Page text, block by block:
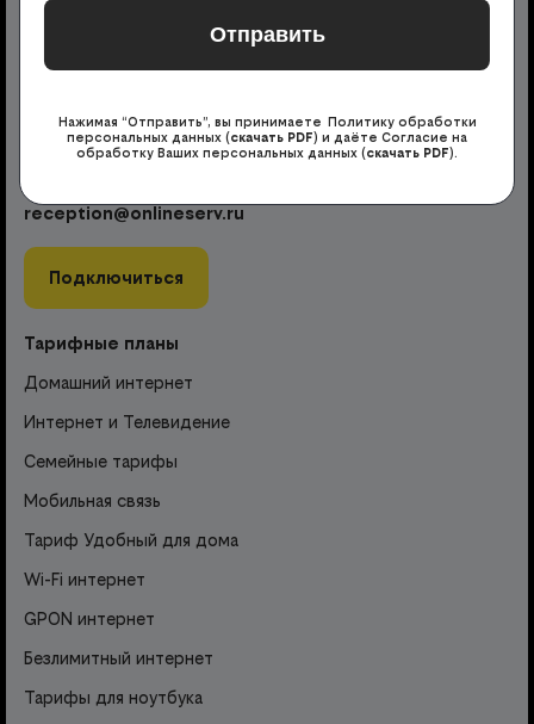
интернет, ТВ и мобильная
связь
Заявка на подключение
+7 (800) 200-82-63
reception@onlineserv.ru
Подключиться
Тарифные планы
Домашний интернет
Интернет и Телевидение
Семейные тарифы
Мобильная связь
Тариф Удобный для дома
Wi-Fi интернет
GPON интернет
Безлимитный интернет
Тарифы для ноутбука
Нажимая “Отправить”, вы принимаете Политику обработки
персональных данных (скачать PDF) и даёте Согласие на
обработку Ваших персональных данных (скачать PDF).